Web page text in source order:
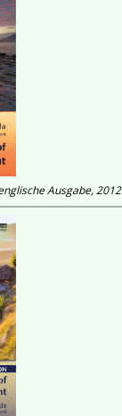
Ausgabe, 2012